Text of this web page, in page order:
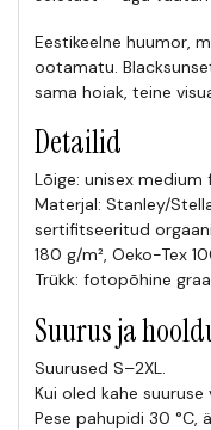
Eestikeelne huumor,
ootamatu.
sama hoiak, teine
Detailid
Lõige: unisex medium
Materjal: Stanley/
sertifitseeritud
180 g/m², Oeko-Tex
Trükk: fotopõhine
Suurus ja
Suurused S–2XL.
Kui oled kahe suuruse
Pese pahupidi 30 °C,